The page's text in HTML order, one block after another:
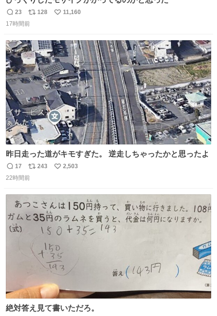
返
信
23
リ
ポ
ト
数
128
い
数
11,160
17時間前
昨日走った道がキモすぎた。 逆走しちゃったかと思ったよ
返
信
17
リ
ポ
ト
243
い
数
2,503
22時間前
絶対答え見て書いただろ。